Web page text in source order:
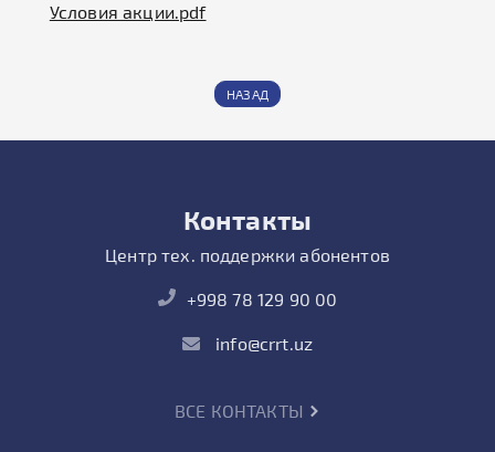
Условия акции.рdf
НАЗАД
Контакты
Центр тех. поддержки абонентов
+998 78 129 90 00
info@crrt.uz
ВСЕ КОНТАКТЫ